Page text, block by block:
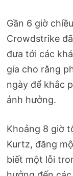
Gần 6 giờ
Crowdstrike
đưa tới các
gia cho rằng
ngày để khắc
ảnh hưởng.
Khoảng 8 giờ
Kurtz, đăng
biết một lỗi